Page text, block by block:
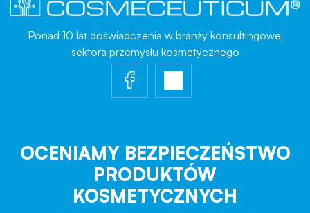
Ponad 10 lat doświadczenia w branży konsultingowej
sektora przemysłu kosmetycznego
OCENIAMY BEZPIECZEŃSTWO
PRODUKTÓW
KOSMETYCZNYCH